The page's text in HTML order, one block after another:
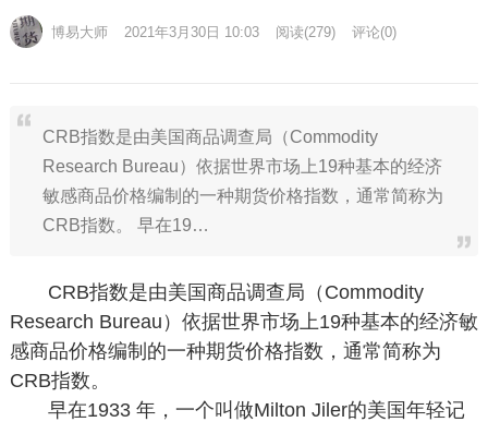
博易大师 2021年3月30日 10:03 阅读(279) 评论(0)
CRB指数是由美国商品调查局（Commodity
Research Bureau）依据世界市场上19种基本的经济
敏感商品价格编制的一种期货价格指数，通常简称为
CRB指数。 早在19…
CRB指数是由美国商品调查局（Commodity
Research Bureau）依据世界市场上19种基本的经济敏
感商品价格编制的一种期货价格指数，通常简称为
CRB指数。
早在1933 年，一个叫做Milton Jiler的美国年轻记